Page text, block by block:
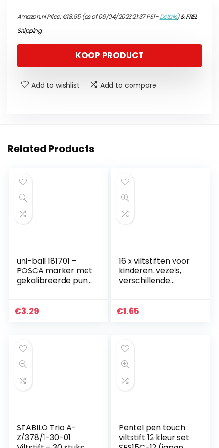
Amazon.nl Price:€18.95(as of 06/04/2023 21:37 PST-Details)&FREE
Shipping.
KOOP PRODUCT
Add to wishlist Add to compare
Related Products
uni-ball 181701 –
POSCA marker met
gekalibreerde punt,
€3.29
16 x viltstiften voor
kinderen, vezels,
verschillende
€1.65
STABILO Trio A-
Z/378/1-30-01
Pentel pen touch
viltstift 12 kleur set